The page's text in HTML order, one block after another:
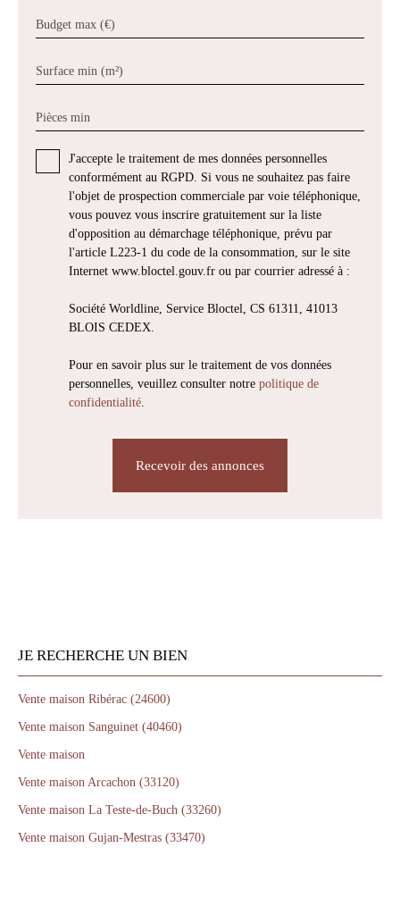
Budget max (€)
Surface min (m²)
Pièces min
J'accepte le traitement de mes données personnelles
conformément au RGPD. Si vous ne souhaitez pas faire
l'objet de prospection commerciale par voie téléphonique,
vous pouvez vous inscrire gratuitement sur la liste
d'opposition au démarchage téléphonique, prévu par
l'article L223-1 du code de la consommation, sur le site
Internet www.bloctel.gouv.fr ou par courrier adressé à :
Société Worldline, Service Bloctel, CS 61311, 41013
BLOIS CEDEX.
Pour en savoir plus sur le traitement de vos données
personnelles, veuillez consulter notre politique de
confidentialité
Recevoir des annonces
JE RECHERCHE UN BIEN
Vente maison Ribérac (24600)
Vente maison Sanguinet (40460)
Vente maison
Vente maison Arcachon (33120)
Vente maison La Teste-de-Buch (33260)
Vente maison Gujan-Mestras (33470)